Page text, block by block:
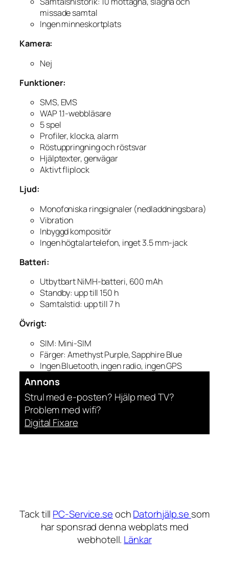
missade samtal
Ingen minneskortplats
Kamera:
Nej
Funktioner:
SMS, EMS
WAP 1.1-webbläsare
5 spel
Profiler, klocka, alarm
Röstuppringning och röstsvar
Hjälptexter, genvägar
Aktivt fliplock
Ljud:
Monofoniska ringsignaler (nedladdningsbara)
Vibration
Inbyggd kompositör
Ingen högtalartelefon, inget 3.5 mm-jack
Batteri:
Utbytbart NiMH-batteri, 600 mAh
Standby: upp till 150 h
Samtalstid: upp till 7 h
Övrigt:
SIM: Mini-SIM
Färger: Amethyst Purple, Sapphire Blue
Ingen Bluetooth, ingen radio, ingen GPS
Annons
Strul med e-posten? Hjälp med TV?
Problem med wifi?
Digital Fixare
Tack till PC-Service.seochDatorhjälp.se som
har sponsrad denna webplats med
webhotell. Länkar